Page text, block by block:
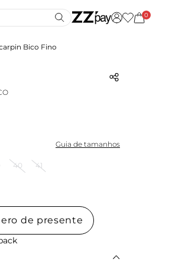
0
Bico Fino
Guia de tamanhos
40 41
de presente